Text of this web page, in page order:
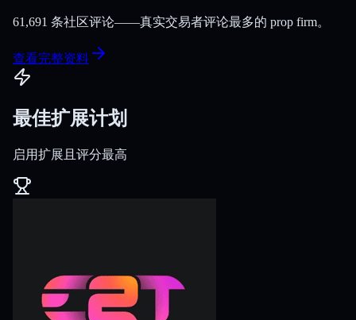
61,691 条社区评论——真实交易者评论最多的 prop firm。
查看完整资料
最佳扩展计划
启用扩展且评分最高